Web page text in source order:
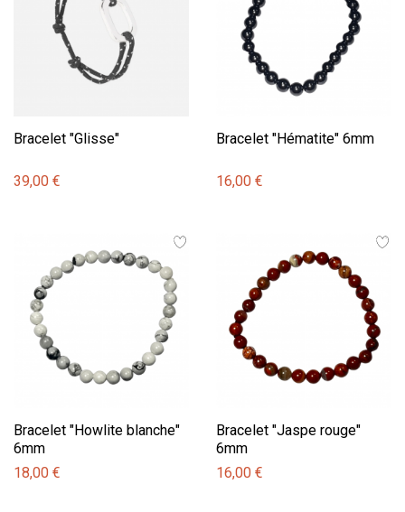
Bracelet "Glisse"
39,00 €
Bracelet "Hématite" 6mm
16,00 €
Bracelet "Howlite blanche"
6mm
18,00 €
Bracelet "Jaspe rouge"
6mm
16,00 €